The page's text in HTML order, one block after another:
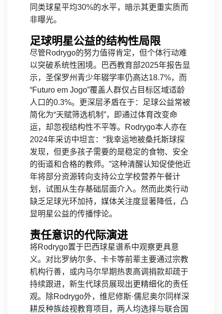
同类球星平均30%的水平，暗示其更重实质而
非曝光。
足球明星公益的结构性局限
尽管Rodrygo的努力值得肯定，但个体行动难
以突破系统性困境。巴西教育部2025年报告显
示，圣保罗州青少年辍学率仍高达18.7%，而
“Futuro em Jogo”覆盖人群仅占目标区域适龄
人口的0.3%。更深层矛盾在于：足球公益常被
简化为“天赋筛选机制”，即通过体育改变命
运，却忽视结构性不平等。Rodrygo本人亦在
2024年采访中坦言：“我幸运地被桑托斯球探
发现，但更多孩子需要的是稳定的食物、安全
的街道和合格的教师。”这种清醒认知促使他近
年将部分资源转向支持公立学校营养午餐计
划，试图从生存基础层面介入。然而此类行动
缺乏足球光环加持，媒体关注度显著降低，凸
显明星公益的传播悖论。
责任意识的代际演进
将Rodrygo置于巴西球星谱系中观察更具意
义。对比罗纳尔多、卡卡等前辈主要通过宗教
机构行善，或内马尔早期热衷高调捐款却疏于
持续跟进，新生代球员展现出更精细化的责任
观。除Rodrygo外，维尼修斯·儒尼奥尔同样深
耕反种族歧视教育项目，两人均选择与联合国